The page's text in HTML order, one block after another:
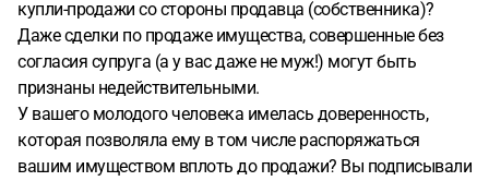
купли-продажи со стороны продавца (собственника)?
Даже сделки по продаже имущества, совершенные без
согласия супруга (а у вас даже не муж!) могут быть
признаны недействительными.
У вашего молодого человека имелась доверенность,
которая позволяла ему в том числе распоряжаться
вашим имуществом вплоть до продажи? Вы подписывали